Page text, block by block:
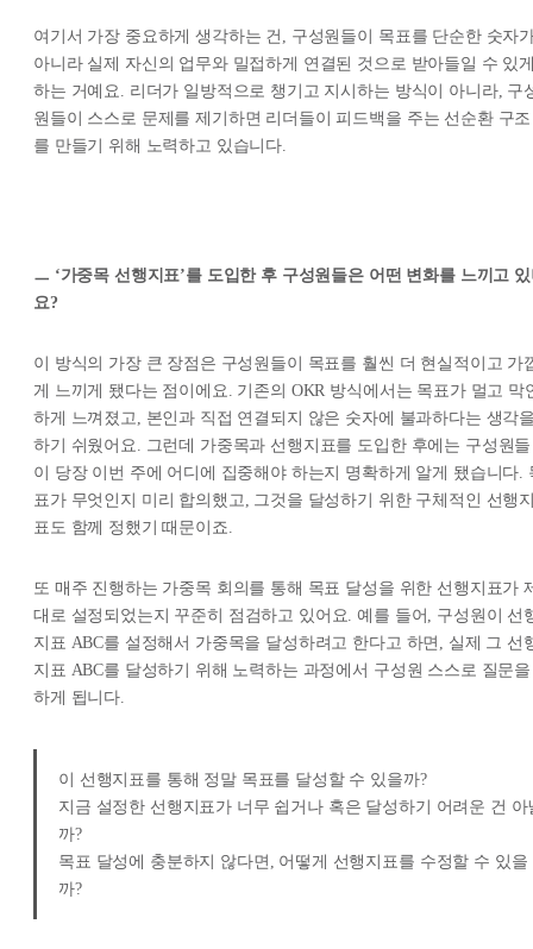
여기서 가장 중요하게 생각하는 건, 구성원들이 목표를 단순한 숫자
아니라 실제 자신의 업무와 밀접하게 연결된 것으로 받아들일 수 있
하는 거예요. 리더가 일방적으로 챙기고 지시하는 방식이 아니라, 구
원들이 스스로 문제를 제기하면 리더들이 피드백을 주는 선순환 구조
를 만들기 위해 노력하고 있습니다.
ㅡ ‘가중목 선행지표’를 도입한 후 구성원들은 어떤 변화를 느끼고
요?
이 방식의 가장 큰 장점은 구성원들이 목표를 훨씬 더 현실적이고 가
게 느끼게 됐다는 점이에요. 기존의 OKR 방식에서는 목표가 멀고 막
하게 느껴졌고, 본인과 직접 연결되지 않은 숫자에 불과하다는 생각
하기 쉬웠어요. 그런데 가중목과 선행지표를 도입한 후에는 구성원들
이 당장 이번 주에 어디에 집중해야 하는지 명확하게 알게 됐습니다.
표가 무엇인지 미리 합의했고, 그것을 달성하기 위한 구체적인 선행
표도 함께 정했기 때문이죠.
또 매주 진행하는 가중목 회의를 통해 목표 달성을 위한 선행지표가
대로 설정되었는지 꾸준히 점검하고 있어요. 예를 들어, 구성원이 선
지표 ABC를 설정해서 가중목을 달성하려고 한다고 하면, 실제 그 선
지표 ABC를 달성하기 위해 노력하는 과정에서 구성원 스스로 질문을
하게 됩니다.
이 선행지표를 통해 정말 목표를 달성할 수 있을까?
지금 설정한 선행지표가 너무 쉽거나 혹은 달성하기 어려운 건 아
까?
목표 달성에 충분하지 않다면, 어떻게 선행지표를 수정할 수 있을
까?